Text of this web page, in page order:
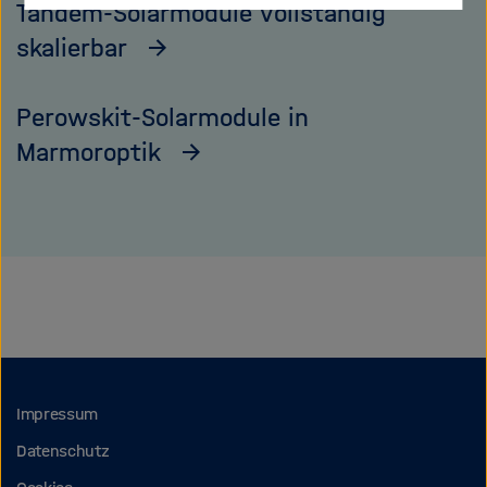
Tandem-Solarmodule vollständig
skalierbar
Perowskit-Solarmodule in
Marmoroptik
Impressum
Datenschutz